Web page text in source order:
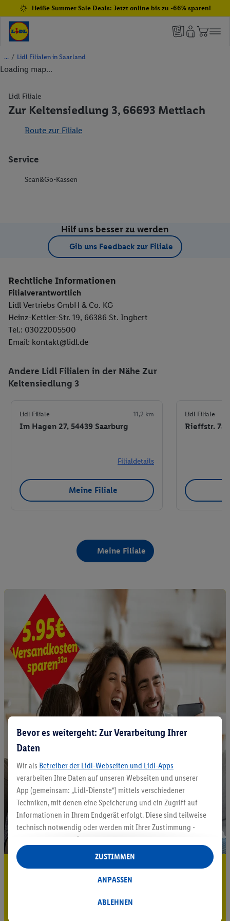
Heiße Summer Sale Deals: Jetzt online bis zu -66% sparen!
/ Lidl Filialen in Saarland
Loading map...
Lidl Filiale
Zur Keltensiedlung 3, 66693 Mettlach
Route zur Filiale
Service
Scan&Go-Kassen
Hilf uns besser zu werden
Gib uns Feedback zur Filiale
Rechtliche Informationen
Filialverantwortlich
Lidl Vertriebs GmbH & Co. KG
Heinz-Kettler-Str. 19, 66386 St. Ingbert
Tel.: 03022005500
Email: kontakt@lidl.de
Andere Lidl Filialen in der Nähe Zur
Keltensiedlung 3
Lidl Filiale 11,2 km
Im Hagen 27, 54439 Saarburg
Filialdetails
Meine Filiale
Lidl Filiale
Rieffstr. 7a,
Meine Filiale
5.95 € Versand sparen³²ᵃ
Bevor es weitergeht: Zur Verarbeitung Ihrer
Daten
Wir als Betreiber der Lidl-Webseiten und Lidl-Apps
verarbeiten Ihre Daten auf unseren Webseiten und unserer
App (gemeinsam: „Lidl-Dienste“) mittels verschiedener
Techniken, mit denen eine Speicherung und ein Zugriff auf
Informationen in Ihrem Endgerät erfolgt. Diese sind teilweise
technisch notwendig oder werden mit Ihrer Zustimmung -
auch durch Partner (u.a.
Verantwortliche; im Zusammenhang mit dem IAB TCF
insgesamt
Statistik-Erstellung oder für personalisierte Werbung
Datenverarbeitungen für personalisierte Werbung werden
ABLEHNEN
ANPASSEN
ZUSTIMMEN